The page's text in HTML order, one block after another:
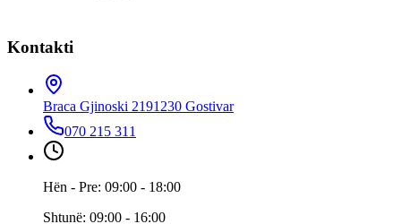
Kontakti
Braca Gjinoski 2191230 Gostivar
070 215 311
Hën - Pre: 09:00 - 18:00
Shtunë: 09:00 - 16:00